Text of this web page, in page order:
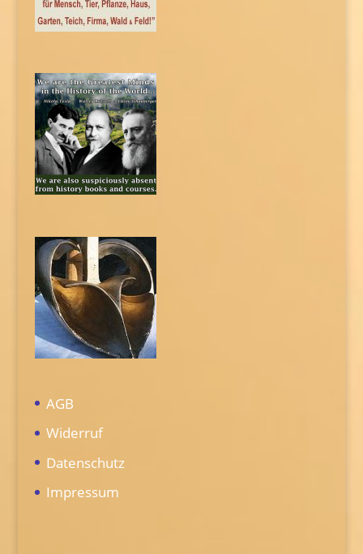
AGB
Widerruf
Datenschutz
Impressum